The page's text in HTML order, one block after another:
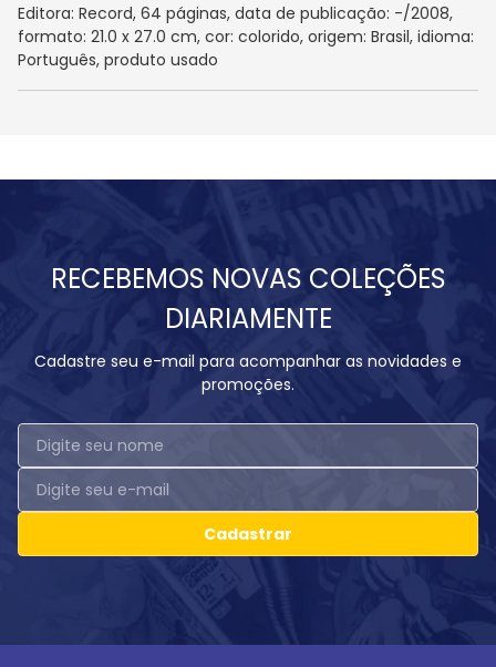
Editora: Record, 64 páginas, data de publicação: -/2008,
formato: 21.0 x 27.0 cm, cor: colorido, origem: Brasil, idioma:
Português, produto usado
RECEBEMOS NOVAS COLEÇÕES
DIARIAMENTE
Cadastre seu e-mail para acompanhar as novidades e
promoções.
Cadastrar